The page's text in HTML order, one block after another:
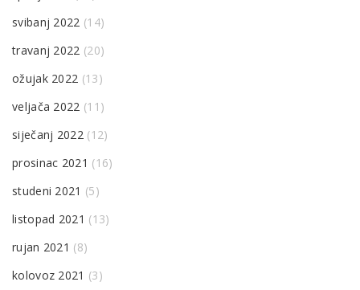
svibanj 2022 (14)
travanj 2022 (20)
ožujak 2022 (13)
veljača 2022 (11)
siječanj 2022 (12)
prosinac 2021 (16)
studeni 2021 (5)
listopad 2021 (13)
rujan 2021 (8)
kolovoz 2021 (3)